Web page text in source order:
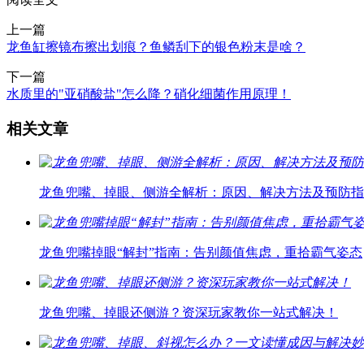
上一篇
龙鱼缸擦镜布擦出划痕？鱼鳞刮下的银色粉末是啥？
下一篇
水质里的"亚硝酸盐"怎么降？硝化细菌作用原理！
相关文章
龙鱼兜嘴、掉眼、侧游全解析：原因、解决方法及预防
龙鱼兜嘴掉眼“解封”指南：告别颜值焦虑，重拾霸气姿态
龙鱼兜嘴、掉眼还侧游？资深玩家教你一站式解决！